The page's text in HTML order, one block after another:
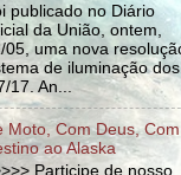
publicado no Diário
da União, ontem,
05, uma nova
de iluminação dos
17. An...
Moto, Com Deus, Com
ao Alaska
Participe de nosso